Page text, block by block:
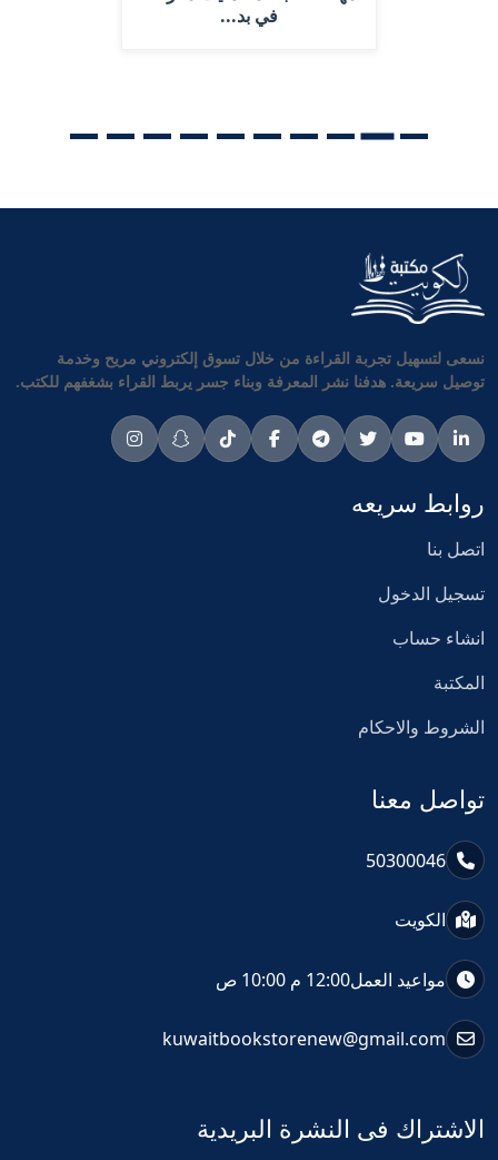
في بد...
نسعى لتسهيل تجربة القراءة من خلال تسوق إلكتروني مريح وخدمة
توصيل سريعة. هدفنا نشر المعرفة وبناء جسر يربط القراء بشغفهم للكتب.
روابط سريعه
اتصل بنا
تسجيل الدخول
انشاء حساب
المكتبة
الشروط والاحكام
تواصل معنا
50300046
الكويت
مواعيد العمل12:00 م 10:00 ص
kuwaitbookstorenew@gmail.com
الاشتراك فى النشرة البريدية